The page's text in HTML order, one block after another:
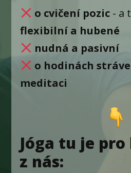
o cvičení pozic - a
flexibilní a hubené
nudná a pasivní
o hodinách
meditaci
Jóga tu je pro
z nás: